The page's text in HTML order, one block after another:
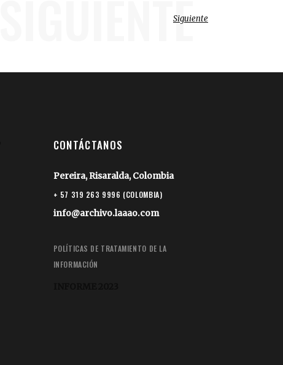
SIGUIENTE
Siguiente
CONTÁCTANOS
Pereira, Risaralda, Colombia
+ 57 319 263 9996 (COLOMBIA)
info@archivo.laaao.com
POLÍTICAS DE TRATAMIENTO DE LA
INFORMACIÓN